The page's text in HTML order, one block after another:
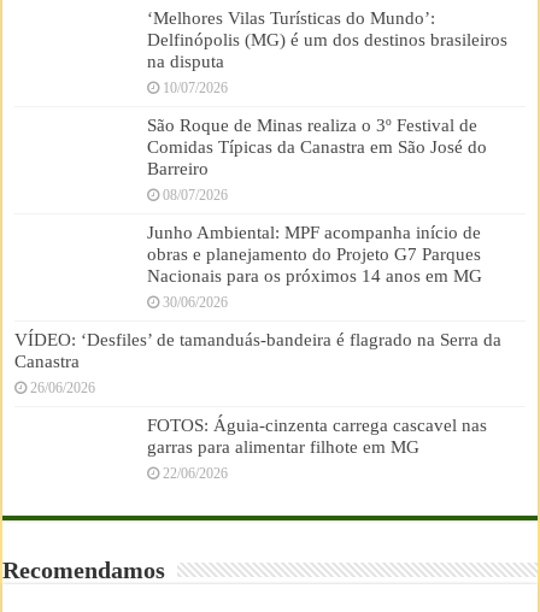
‘Melhores Vilas Turísticas do Mundo’:
Delfinópolis (MG) é um dos destinos brasileiros
na disputa
10/07/2026
São Roque de Minas realiza o 3º Festival de
Comidas Típicas da Canastra em São José do
Barreiro
08/07/2026
Junho Ambiental: MPF acompanha início de
obras e planejamento do Projeto G7 Parques
Nacionais para os próximos 14 anos em MG
30/06/2026
VÍDEO: ‘Desfiles’ de tamanduás-bandeira é flagrado na Serra da
Canastra
26/06/2026
FOTOS: Águia-cinzenta carrega cascavel nas
garras para alimentar filhote em MG
22/06/2026
Recomendamos